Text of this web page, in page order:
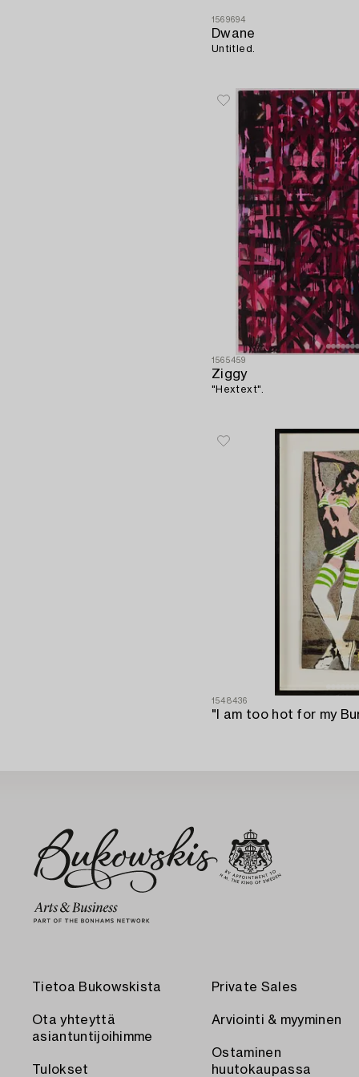
1569694
Dwane
Untitled.
1565459
Ziggy
"Hextext".
1548436
"I am too hot for my
Tietoa Bukowskista
Ota yhteyttä
asiantuntijoihimme
Tulokset
Private Sales
Arviointi & myyminen
Ostaminen
huutokaupassa